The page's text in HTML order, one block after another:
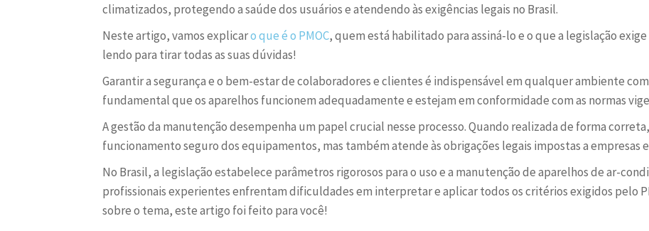
climatizados, protegendo a saúde dos usuários e atendendo às exigências legais no Brasil.
Neste artigo, vamos explicaro que é o PMOC, quem está habilitado para assiná-lo e o que a legislação
lendo para tirar todas as suas dúvidas!
Garantir a segurança e o bem-estar de colaboradores e clientes é indispensável em qualquer ambiente
fundamental que os aparelhos funcionem adequadamente e estejam em conformidade com as normas
A gestão da manutenção desempenha um papel crucial nesse processo. Quando realizada de forma
funcionamento seguro dos equipamentos, mas também atende às obrigações legais impostas a empresas
No Brasil, a legislação estabelece parâmetros rigorosos para o uso e a manutenção de aparelhos de ar-
profissionais experientes enfrentam dificuldades em interpretar e aplicar todos os critérios exigidos pelo
sobre o tema, este artigo foi feito para você!